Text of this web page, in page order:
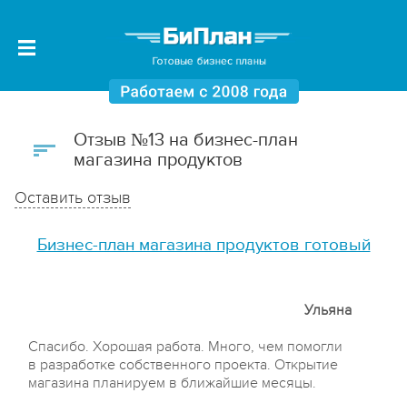
Отзыв №13 на бизнес-план
магазина продуктов
Оставить отзыв
Бизнес-план магазина продуктов готовый
Ульяна
Спасибо. Хорошая работа. Много, чем помогли
в разработке собственного проекта. Открытие
магазина планируем в ближайшие месяцы.